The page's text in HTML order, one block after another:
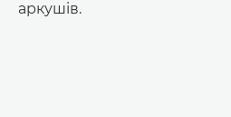
аркушів.